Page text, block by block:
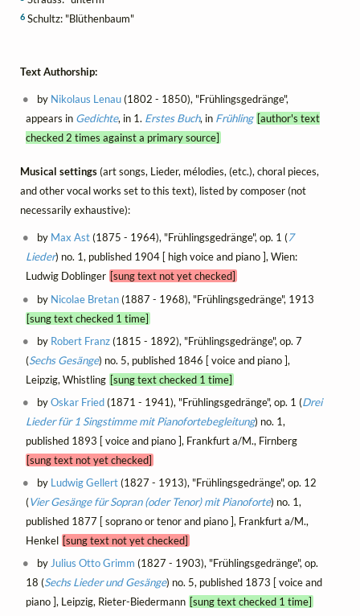
6 Schultz: "Blüthenbaum"
Text Authorship:
by Nikolaus Lenau(1802 - 1850), "Frühlingsgedränge",
appears in Gedichte, in 1. Erstes Buch, in Frühling [author's text
checked 2 times against a primary source]
Musical settings(art songs, Lieder, mélodies, (etc.), choral pieces,
and other vocal works set to this text), listed by composer (not
necessarily exhaustive):
by Max Ast(1875 - 1964), "Frühlingsgedränge", op. 1 (7
Lieder) no. 1, published 1904 [ high voice and piano ], Wien:
Ludwig Doblinger [sung text not yet checked]
by Nicolae Bretan(1887 - 1968), "Frühlingsgedränge", 1913
[sung text checked 1 time]
by Robert Franz(1815 - 1892), "Frühlingsgedränge", op. 7
(Sechs Gesänge) no. 5, published 1846 [ voice and piano ],
Leipzig, Whistling [sung text checked 1 time]
byOskar Fried(1871 - 1941), "Frühlingsgedränge", op. 1 (Drei
Lieder für 1 Singstimme mit Pianofortebegleitung) no. 1,
published 1893 [ voice and piano ], Frankfurt a/M., Firnberg
[sung text not yet checked]
by Ludwig Gellert(1827 - 1913), "Frühlingsgedränge", op. 12
(Vier Gesänge für Sopran (oder Tenor) mit Pianoforte) no. 1,
published 1877 [ soprano or tenor and piano ], Frankfurt a/M.,
Henkel [sung text not yet checked]
by Julius Otto Grimm (1827 - 1903), "Frühlingsgedränge", op.
18 (Sechs Lieder und Gesänge) no. 5, published 1873 [ voice and
piano ], Leipzig, Rieter-Biedermann [sung text checked 1 time]